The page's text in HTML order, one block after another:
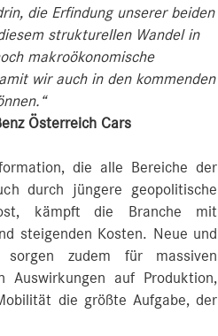
die Erfindung unserer beiden
strukturellen Wandel in
makroökonomische
wir auch in den kommenden
Österreich Cars
die alle Bereiche der
durch jüngere geopolitische
kämpft die Branche mit
steigenden Kosten. Neue und
zudem für massiven
Auswirkungen auf Produktion,
die größte Aufgabe, der